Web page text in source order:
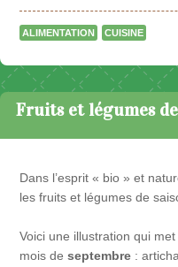
ALIMENTATION CUISINE
Fruits et légumes
Dans l’esprit « bio » et
les fruits et légumes de
Voici une illustration qui
mois deseptembre :